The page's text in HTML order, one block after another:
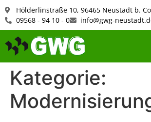
Hölderlinstraße 10, 96465 Neustadt b.
09568 - 94 10 - 0
info@gwg-
Kategorie: